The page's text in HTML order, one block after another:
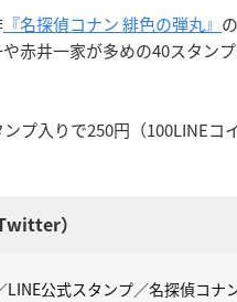
『名探偵コナン 緋色の弾丸』
赤井一家が多めの40スタン
プ入りで250円（100LINEコ
LINE公式スタンプ／名探偵コナ